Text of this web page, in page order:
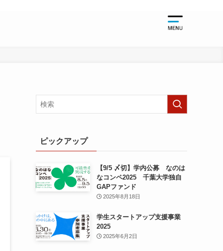
千葉大学関
起業支援
ピックアップ
【9/5 〆切】学内公募 なのは
なコンペ2025 千葉大学独自
GAPファンド
2025年8月18日
学生スタートアップ支援事業
2025
2025年6月2日